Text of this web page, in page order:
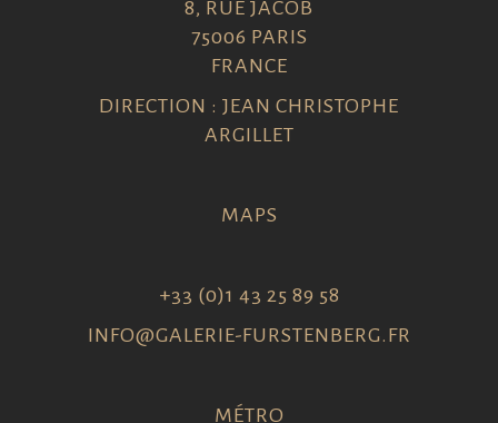
8, RUE JACOB
75006 PARIS
FRANCE
DIRECTION : JEAN CHRISTOPHE
ARGILLET
MAPS
+33 (0)1 43 25 89 58
INFO@GALERIE-FURSTENBERG.FR
MÉTRO